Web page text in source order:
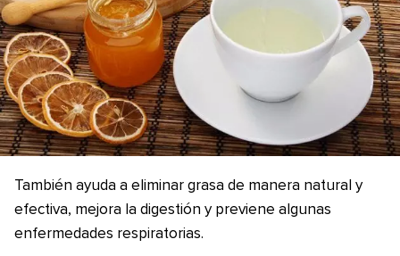
También ayuda a eliminar grasa de manera natural y
efectiva, mejora la digestión y previene algunas
enfermedades respiratorias.